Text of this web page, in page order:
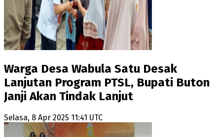
Warga Desa Wabula Satu Desak
Lanjutan Program PTSL, Bupati Buton
Janji Akan Tindak Lanjut
Selasa, 8 Apr 2025 11:41 UTC